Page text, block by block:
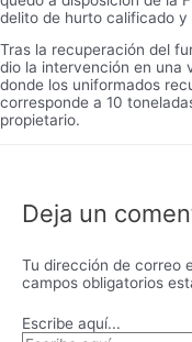
delito de hurto calificado y
Tras la recuperación del
dio la intervención en una
donde los uniformados
corresponde a 10
propietario.
Deja un
Tu dirección de correo
campos obligatorios
Escribe aquí...